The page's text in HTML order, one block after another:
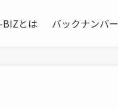
BIZとは バックナンバー